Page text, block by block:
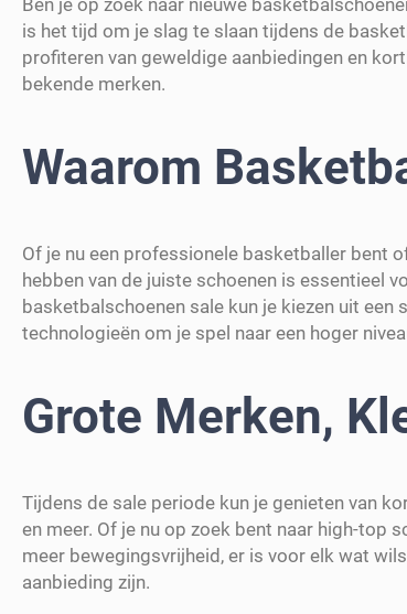
is het tijd om je slag te slaan tijdens de
profiteren van geweldige aanbiedingen en
bekende merken.
Waarom
Of je nu een professionele basketballer bent
hebben van de juiste schoenen is essentieel
basketbalschoenen sale kun je kiezen uit
technologieën om je spel naar een hoger
Grote Merken,
Tijdens de sale periode kun je genieten van
en meer. Of je nu op zoek bent naar high-top
meer bewegingsvrijheid, er is voor elk wat
aanbieding zijn.